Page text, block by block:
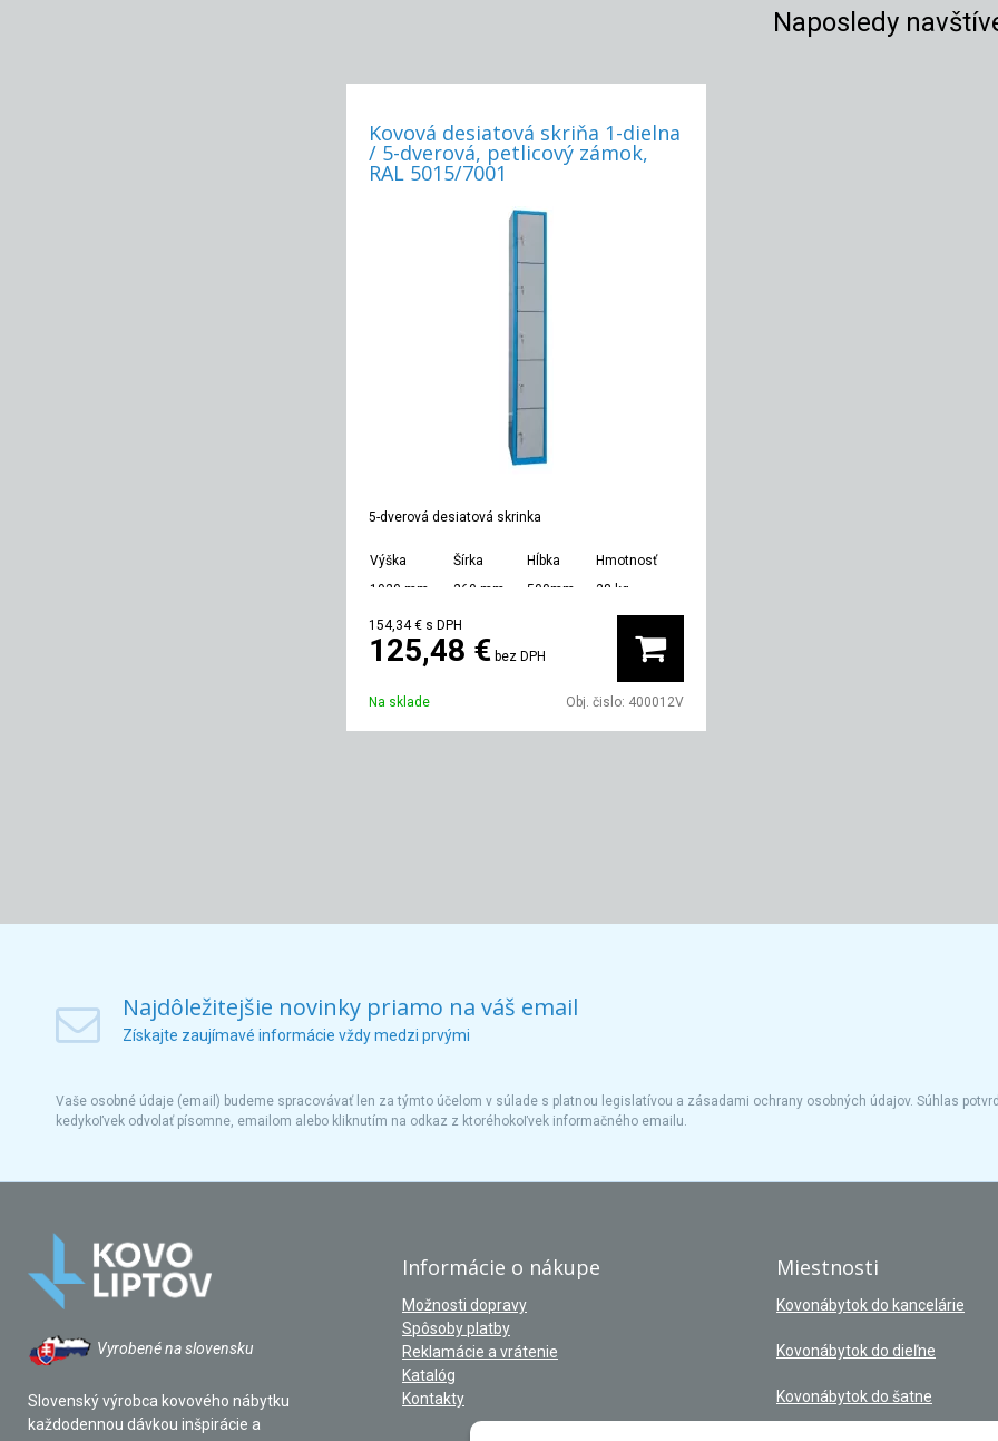
Naposledy
Kovová desiatová skriňa 1-dielna
/ 5-dverová, petlicový zámok,
RAL 5015/7001
5-dverová desiatová skrinka
Výška Šírka Hĺbka
Hmotnosť
1920 mm
260 mm 500mm 28 kg
154,34 € s DPH
125,48 € bez DPH
Na sklade Obj. čislo: 400012V
Najdôležitejšie novinky priamo na váš email
Získajte zaujímavé informácie vždy medzi prvými
Vaše osobné údaje (email) budeme spracovávať len za týmto účelom v súlade s platnou legislatívou a zásadami ochrany osobných údajov. Súhlas
kedykoľvek odvolať písomne, emailom alebo kliknutím na odkaz z ktoréhokoľvek informačného emailu.
Vyrobené na slovensku
Slovenský výrobca kovového nábytku
každodennou dávkou inšpirácie a
Informácie o nákupe
Možnosti dopravy
Spôsoby platby
Reklamácie a vrátenie
Katalóg
Kontakty
Miestnosti
Kovonábytok do kancelárie
Kovonábytok do dieľne
Kovonábytok do šatne